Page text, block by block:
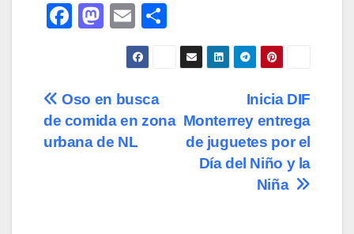
F
e
b
o
M
o
d
o
E
m
ail
o
m
ar
tir
Navegación
de
Inicia DIF
Monterrey entrega
de juguetes por el
Día del Niño y la
Niña
Oso en busca
de comida en zona
urbana de NL